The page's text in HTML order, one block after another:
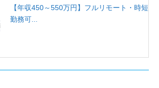
【年収450～550万円】フルリモート・時短
勤務可...